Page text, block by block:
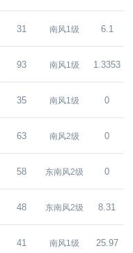
31 南风1级 6.1
93 南风1级 1.3353
35 南风1级 0
63 南风2级 0
58 东南风2级 0
48 东南风2级 8.31
41 南风1级 25.97